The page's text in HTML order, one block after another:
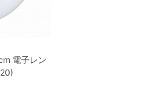
電子レン